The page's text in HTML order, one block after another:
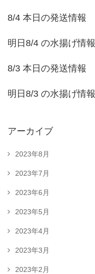
8/4 本日の発送情報
明日8/4 の水揚げ情報
8/3 本日の発送情報
明日8/3 の水揚げ情報
アーカイブ
2023年8月
2023年7月
2023年6月
2023年5月
2023年4月
2023年3月
2023年2月